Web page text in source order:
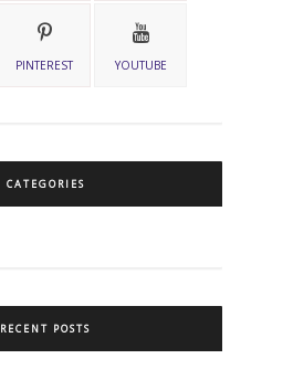
PINTEREST YOUTUBE
CATEGORIES
RECENT POSTS